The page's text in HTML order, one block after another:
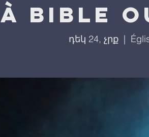
À bible
դեկ 24, չրք
  |